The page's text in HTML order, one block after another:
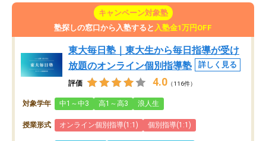
キャンペーン対象塾
塾探しの窓口から入塾すると 入塾金1万円OFF
東大毎日塾｜東大生から毎日指導が受け
放題のオンライン個別指導塾
詳しく見る
評価 4.0 （116件）
対象学年 中1～中3 高1～高3 浪人生
授業形式 オンライン個別指導(1:1) 個別指導(1:1)